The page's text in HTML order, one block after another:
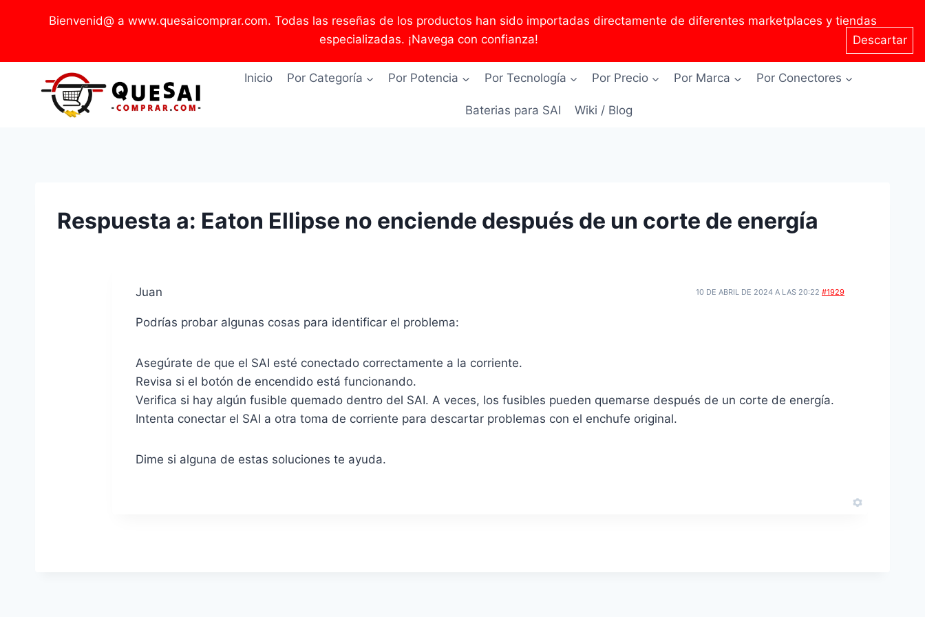
Bienvenid@ a www.quesaicomprar.com. Todas las reseñas de los productos han sido importadas directamente de diferentes marketplaces y tiendas
especializadas. ¡Navega con confianza!
Descartar
Inicio Por Categoría Por Potencia Por Tecnología Por Precio Por Marca Por Conectores
Baterias para SAI Wiki / Blog
Respuesta a: Eaton Ellipse no enciende después de un corte de energía
Juan 10 DE ABRIL DE 2024 A LAS 20:22 #1929
Podrías probar algunas cosas para identificar el problema:
Asegúrate de que el SAI esté conectado correctamente a la corriente.
Revisa si el botón de encendido está funcionando.
Verifica si hay algún fusible quemado dentro del SAI. A veces, los fusibles pueden quemarse después de un corte de energía.
Intenta conectar el SAI a otra toma de corriente para descartar problemas con el enchufe original.
Dime si alguna de estas soluciones te ayuda.